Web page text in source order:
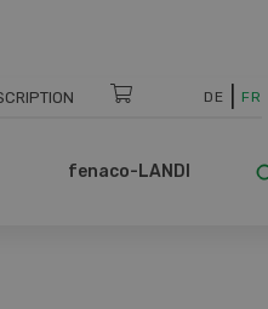
DE FR
fenaco-LANDI